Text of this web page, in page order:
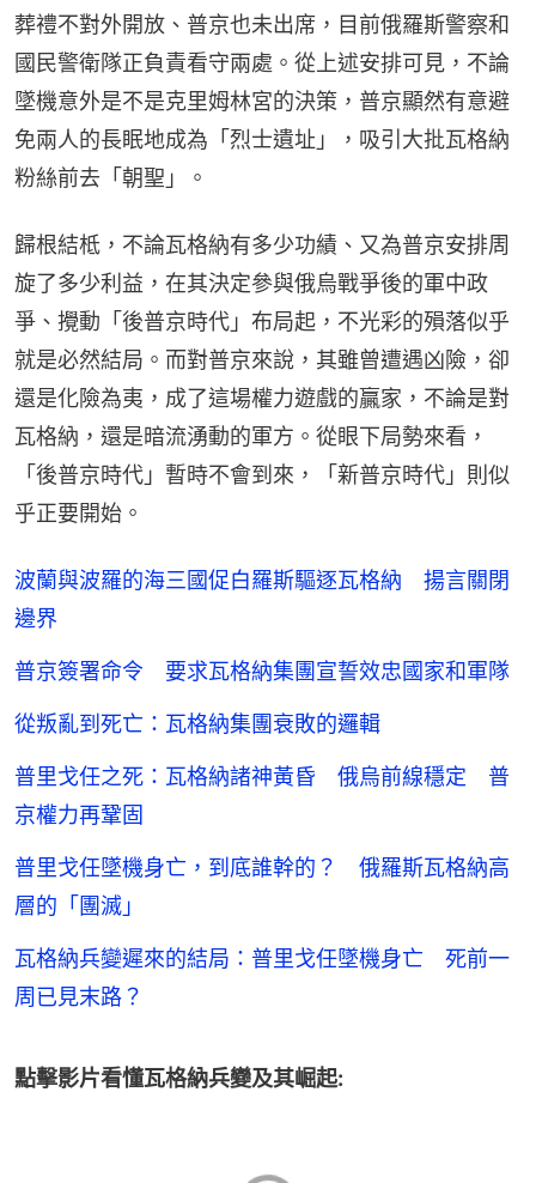
葬禮不對外開放、普京也未出席，目前俄羅斯警察和
國民警衛隊正負責看守兩處。從上述安排可見，不論
墜機意外是不是克里姆林宮的決策，普京顯然有意避
免兩人的長眠地成為「烈士遺址」，吸引大批瓦格納
粉絲前去「朝聖」。
歸根結柢，不論瓦格納有多少功績、又為普京安排周
旋了多少利益，在其決定參與俄烏戰爭後的軍中政
爭、攪動「後普京時代」布局起，不光彩的殞落似乎
就是必然結局。而對普京來說，其雖曾遭遇凶險，卻
還是化險為夷，成了這場權力遊戲的贏家，不論是對
瓦格納，還是暗流湧動的軍方。從眼下局勢來看，
「後普京時代」暫時不會到來，「新普京時代」則似
乎正要開始。
波蘭與波羅的海三國促白羅斯驅逐瓦格納 揚言關閉
邊界
普京簽署命令 要求瓦格納集團宣誓效忠國家和軍隊
從叛亂到死亡：瓦格納集團衰敗的邏輯
普里戈任之死：瓦格納諸神黃昏 俄烏前線穩定 普
京權力再鞏固
普里戈任墜機身亡，到底誰幹的？ 俄羅斯瓦格納高
層的「團滅」
瓦格納兵變遲來的結局：普里戈任墜機身亡 死前一
周已見末路？
點擊影片看懂瓦格納兵變及其崛起: